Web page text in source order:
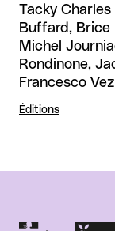
Tacky
Buffard, Brice
Michel
Rondinone,
Francesco
Éditions